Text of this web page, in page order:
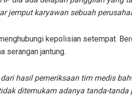
jemput karyawan sebuah
kepolisian setempat.
serangan jantung.
dari hasil pemeriksaan tim medis
ditemukam adanya tanda-tanda